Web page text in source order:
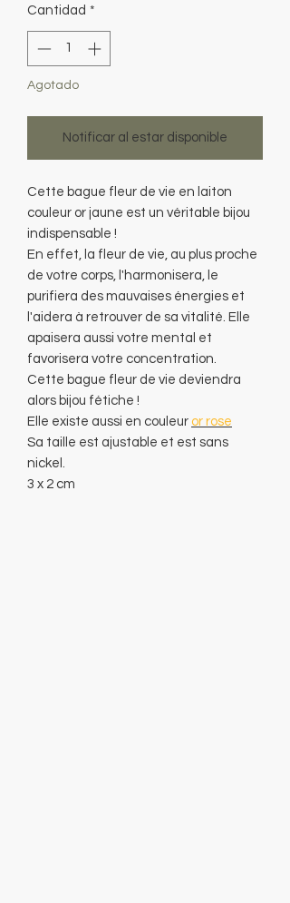
Cantidad *
Agotado
Notificar al estar disponible
Cette bague fleur de vie en laiton
couleur or jaune est un véritable bijou
indispensable !
En effet, la fleur de vie, au plus proche
de votre corps, l'harmonisera, le
purifiera des mauvaises énergies et
l'aidera à retrouver de sa vitalité. Elle
apaisera aussi votre mental et
favorisera votre concentration.
Cette bague fleur de vie deviendra
alors bijou fétiche !
Elle existe aussi en couleur or rose
Sa taille est ajustable et est sans
nickel.
3 x 2 cm